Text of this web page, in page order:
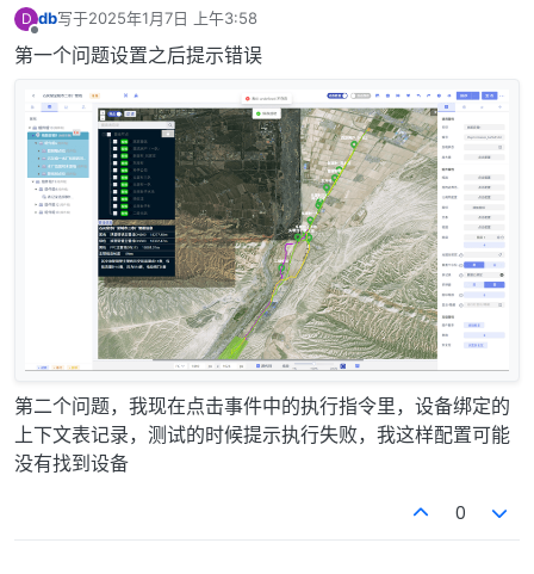
D
离线
db写于2025年1月7日 上午3:58
最后由 编辑
第一个问题设置之后提示错误
第二个问题，我现在点击事件中的执行指令里，设备绑定的
上下文表记录，测试的时候提示执行失败，我这样配置可能
没有找到设备
0